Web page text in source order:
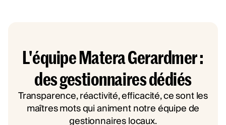
L'équipe Matera Gerardmer :
des gestionnaires dédiés
Transparence, réactivité, efficacité, ce sont les
maîtres mots qui animent notre équipe de
gestionnaires locaux.